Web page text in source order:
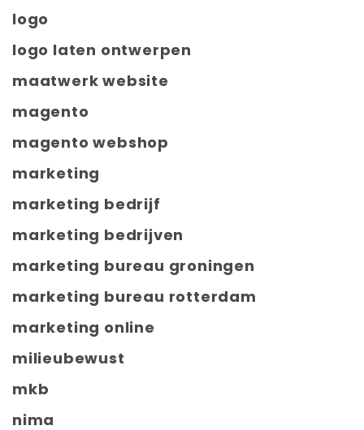
logo
logo laten ontwerpen
maatwerk website
magento
magento webshop
marketing
marketing bedrijf
marketing bedrijven
marketing bureau groningen
marketing bureau rotterdam
marketing online
milieubewust
mkb
nima